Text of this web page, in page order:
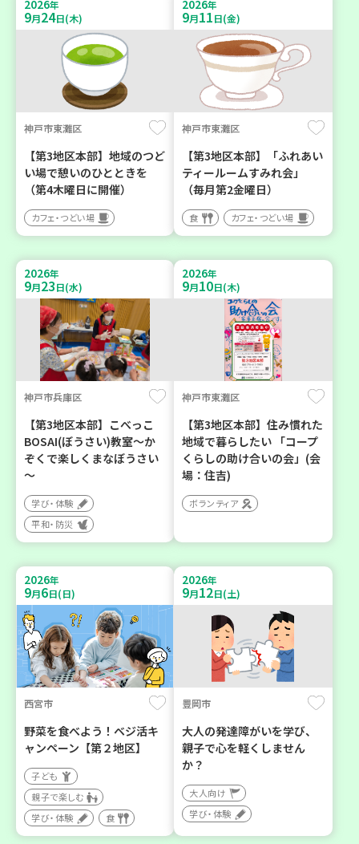
2026年
9月24日(木)
神戸市東灘区
【第3地区本部】地域のつど
い場で憩いのひとときを
（第4木曜日に開催）
カフェ・つどい場
2026年
9月11日(金)
神戸市東灘区
【第3地区本部】「ふれあい
ティールームすみれ会」
（毎月第2金曜日）
食 カフェ・つどい場
2026年
9月23日(水)
神戸市兵庫区
【第3地区本部】こべっこ
BOSAI(ぼうさい)教室～か
ぞくで楽しくまなぼうさい
～
学び・体験
平和・防災
2026年
9月10日(木)
神戸市東灘区
【第3地区本部】住み慣れた
地域で暮らしたい 「コープ
くらしの助け合いの会」(会
場：住吉)
ボランティア
2026年
9月6日(日)
西宮市
野菜を食べよう！ベジ活キ
ャンペーン【第２地区】
子ども
親子で楽しむ
学び・体験
食
2026年
9月12日(土)
豊岡市
大人の発達障がいを学び、
親子で心を軽くしません
か？
大人向け
学び・体験